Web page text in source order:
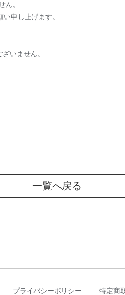
ん。
申し上げます。
いません。
一覧へ戻る
プライバシーポリシー 特定商